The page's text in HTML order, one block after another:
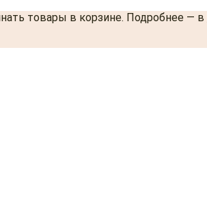
товары в корзине. Подробнее — в